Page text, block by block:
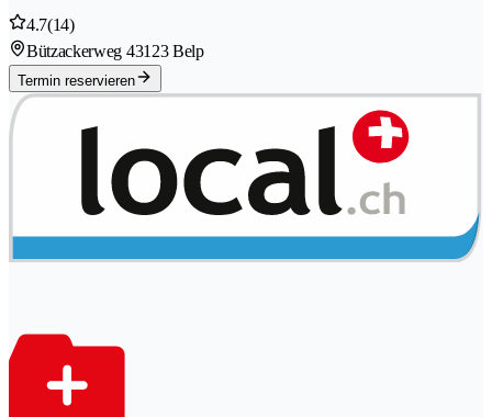
4.7(14)
Bützackerweg 43123 Belp
Termin reservieren